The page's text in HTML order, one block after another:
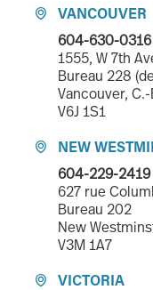

VANCOUVER
604-630-0316
1555, W 7th
Bureau 228
Vancouver, C.-
V6J 1S1

NEW
604-229-2419
627 rue
Bureau 202
New
V3M 1A7

VICTORIA